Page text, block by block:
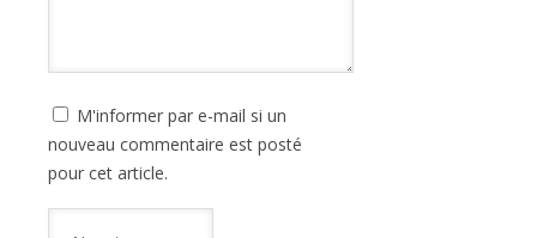
M'informer par e-mail si un
nouveau commentaire est posté
pour cet article.